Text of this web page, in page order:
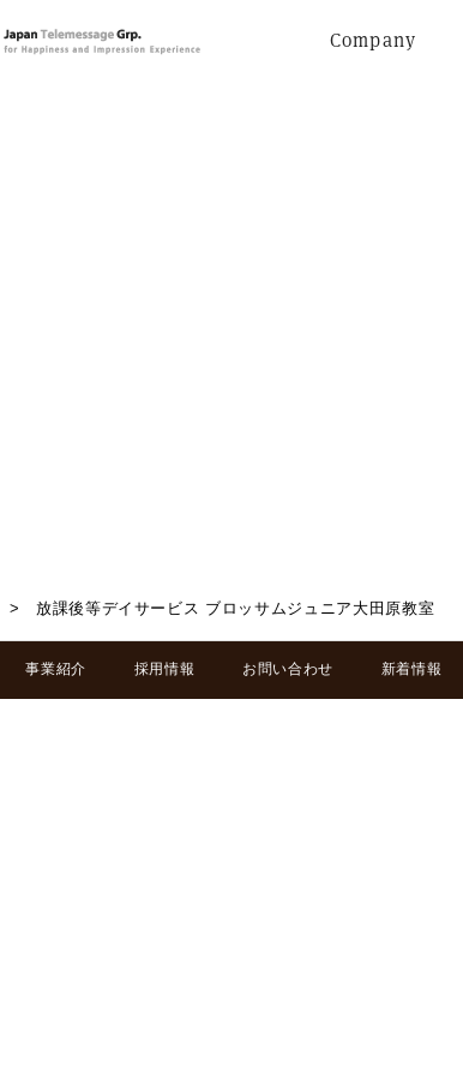
Company
> 放課後等デイサービス ブロッサムジュニア大田原教室
事業紹介 採用情報 お問い合わせ 新着情報